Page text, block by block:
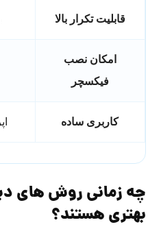
قابلیت تکرار بالا
امکان نصب
فیکسچر
کاربری ساده
چه زمانی روش های
بهتری هستند؟